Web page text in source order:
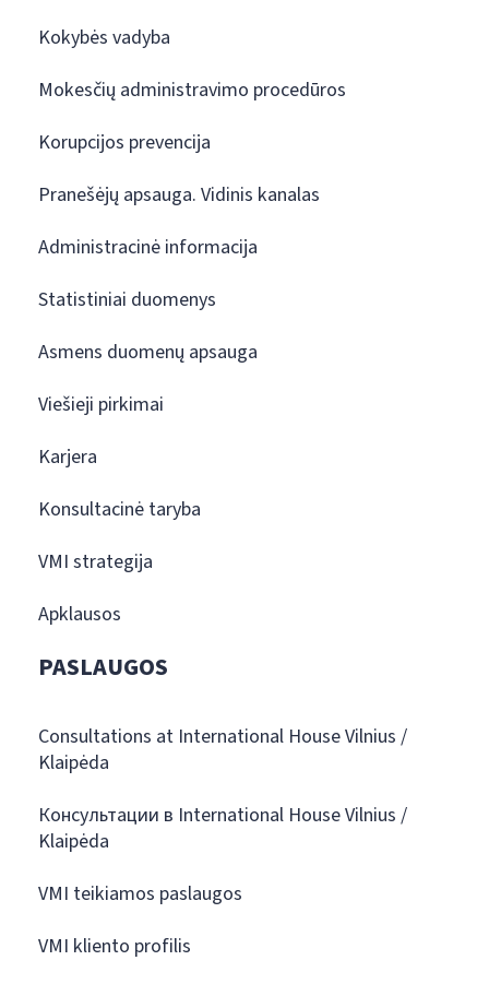
Kokybės vadyba
Mokesčių administravimo procedūros
Korupcijos prevencija
Pranešėjų apsauga. Vidinis kanalas
Administracinė informacija
Statistiniai duomenys
Asmens duomenų apsauga
Viešieji pirkimai
Karjera
Konsultacinė taryba
VMI strategija
Apklausos
PASLAUGOS
Consultations at International House Vilnius /
Klaipėda
Консультации в International House Vilnius /
Klaipėda
VMI teikiamos paslaugos
VMI kliento profilis